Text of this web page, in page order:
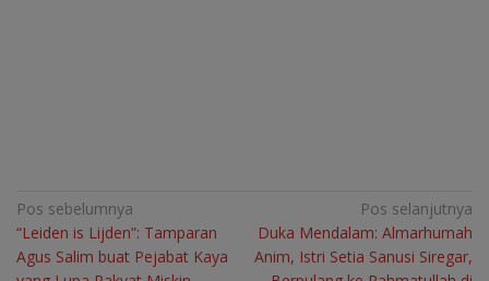
Navigasi
pos
Pos sebelumnya
“Leiden is Lijden”: Tamparan
Agus Salim buat Pejabat Kaya
Pos selanjutnya
Duka Mendalam: Almarhumah
Anim, Istri Setia Sanusi Siregar,